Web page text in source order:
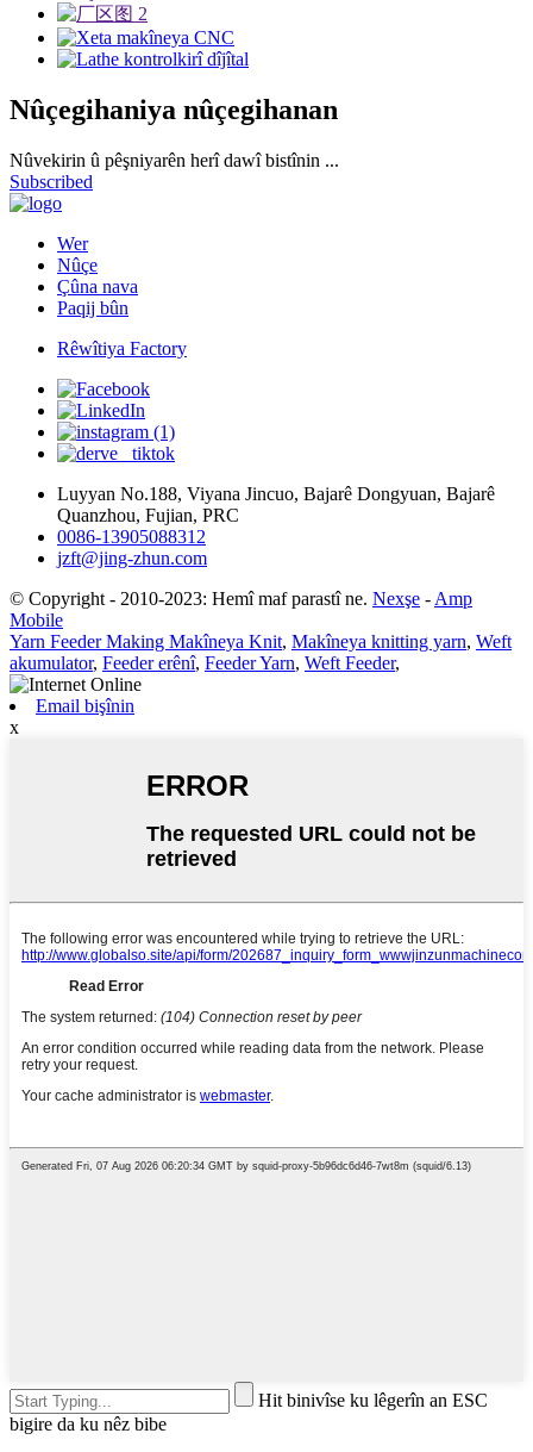
Nûçegihaniya nûçegihanan
Nûvekirin û pêşniyarên herî dawî bistînin ...
Subscribed
Wer
Nûçe
Çûna nava
Paqij bûn
Rêwîtiya Factory
Luyyan No.188, Viyana Jincuo, Bajarê Dongyuan, Bajarê
Quanzhou, Fujian, PRC
0086-13905088312
jzft@jing-zhun.com
© Copyright - 2010-2023: Hemî maf parastî ne. Nexşe - Amp
Mobile
Yarn Feeder Making Makîneya Knit, Makîneya knitting yarn, Weft
akumulator, Feeder erênî, Feeder Yarn, Weft Feeder,
Email bişînin
x
Hit binivîse ku lêgerîn an ESC
bigire da ku nêz bibe